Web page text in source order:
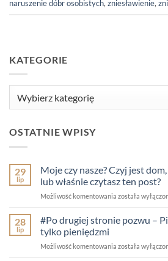
naruszenie dóbr osobistych, zniesławienie,
KATEGORIE
OSTATNIE WPISY
29
lip
Moje czy nasze? Czyj jest
lub właśnie czytasz ten post?
Możliwość komentowania Moje
Czyj
dom,
została
28
lip
#Po drugiej stronie pozwu –
tylko pieniędzmi
Możliwość komentowania #Po
została